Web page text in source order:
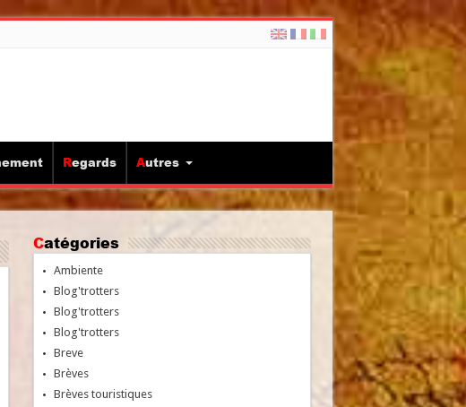
Regards Autres
Catégories
Ambiente
Blog'trotters
Blog'trotters
Blog'trotters
Breve
Brèves
Brèves touristiques